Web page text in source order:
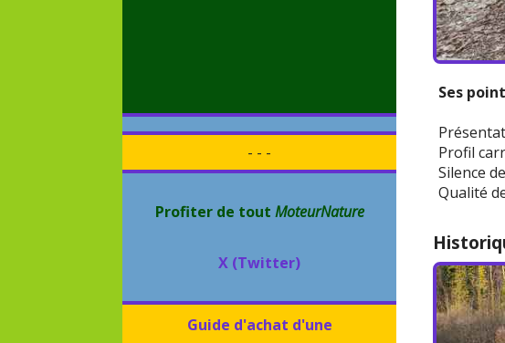
- - -
Profiter de tout MoteurNature
X (Twitter)
Guide d'achat d'une
Ses
Profil
Silence
Qualité